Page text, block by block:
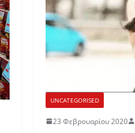
UNCATEGORISED
23 Φεβρουαρίου 2020